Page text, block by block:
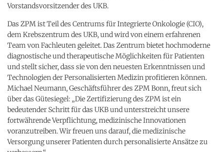
Vorstandsvorsitzender des UKB.
Das ZPM ist Teil des Centrums für Integrierte Onkologie (CIO),
dem Krebszentrum des UKB, und wird von einem erfahrenen
Team von Fachleuten geleitet. Das Zentrum bietet hochmoderne
diagnostische und therapeutische Möglichkeiten für Patienten
und stellt sicher, dass sie von den neuesten Erkenntnissen und
Technologien der Personalisierten Medizin profitieren können.
Michael Neumann, Geschäftsführer des ZPM Bonn, freut sich
über das Gütesiegel: „Die Zertifizierung des ZPM ist ein
bedeutender Schritt für das UKB und unterstreicht unsere
fortwährende Verpflichtung, medizinische Innovationen
voranzutreiben. Wir freuen uns darauf, die medizinische
Versorgung unserer Patienten durch personalisierte Ansätze zu